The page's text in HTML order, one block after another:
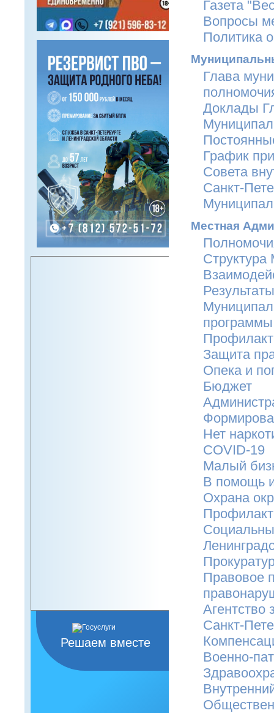
Решаем вместе
Газета
Вопросы
Политика
Глава
Доклады
График
Совета
Санкт-
Местная
программы
Защита
Опека и
Бюджет
Нет
COVID-19
Малый
В помощь
Охрана
Правовое
Агентство
Санкт-
Военно-